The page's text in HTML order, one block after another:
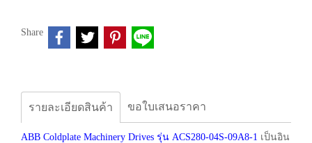
Share
รายละเอียดสินค้า ขอใบเสนอราคา
ABB Coldplate Machinery Drives รุ่น ACS280-04S-09A8-1 เป็นอิน